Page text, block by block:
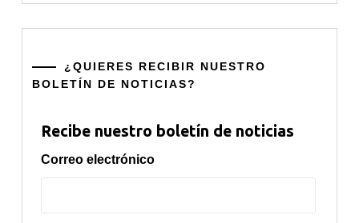
¿QUIERES RECIBIR NUESTRO
BOLETÍN DE NOTICIAS?
Recibe nuestro boletín de noticias
Correo electrónico